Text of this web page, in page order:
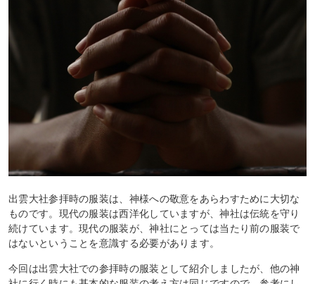
出雲大社参拝時の服装は、神様への敬意をあらわすために大切な
ものです。現代の服装は西洋化していますが、神社は伝統を守り
続けています。現代の服装が、神社にとっては当たり前の服装で
はないということを意識する必要があります。
今回は出雲大社での参拝時の服装として紹介しましたが、他の神